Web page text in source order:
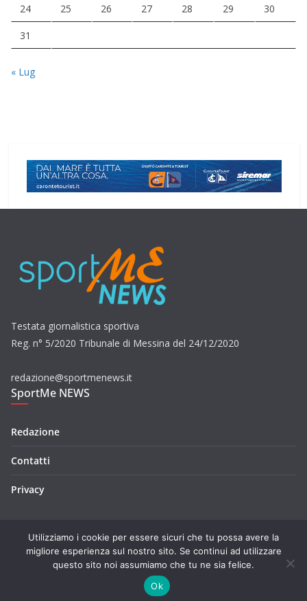
24 25 26 27 28 29 30
31
« Lug
Testata giornalistica sportiva
Reg. n° 5/2020 Tribunale di Messina del 24/12/2020
redazione@sportmenews.it
SportMe NEWS
Redazione
Contatti
Privacy
Copyright © 2026SportMe NEWS. Tutti i diritti riservati.
di ThemeGrill. Powered by
Utilizziamo i cookie per essere sicuri che tu possa avere la
migliore esperienza sul nostro sito. Se continui ad utilizzare
questo sito noi assumiamo che tu ne sia felice.
Ok